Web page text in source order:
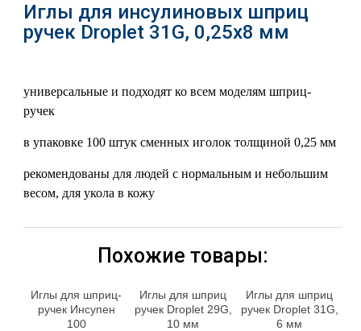
Иглы для инсулиновых шприц
ручек Droplet 31G, 0,25х8 мм
универсальные и подходят ко всем моделям шприц-
ручек
в упаковке 100 штук сменных иголок толщиной 0,25 мм
рекомендованы для людей с нормальным и небольшим
весом, для укола в кожу
Похожие товары:
Иглы для шприц-
ручек Инсупен
100
Иглы для шприц
ручек Droplet 29G,
10 мм
Иглы для шприц
ручек Droplet 31G,
6 мм